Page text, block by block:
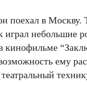
в Москву.
играл небольшие
кинофильме
ему